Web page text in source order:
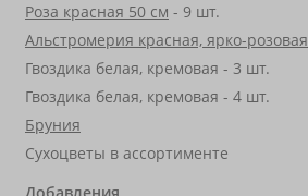
Роза красная 50 см - 9 шт.
Альстромерия красная, ярко-розовая
Гвоздика белая, кремовая - 3 шт.
Гвоздика белая, кремовая - 4 шт.
Бруния
Сухоцветы в ассортименте